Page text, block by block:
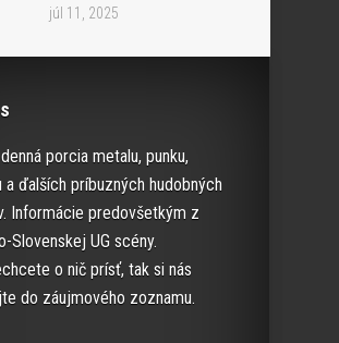
júl 11, 2025
porcia metalu, punku,
a ďalších príbuzných hudobných
Informácie predovšetkým z
Slovenskej UG scény.
o nič prísť, tak si nás
do záujmového zoznamu.